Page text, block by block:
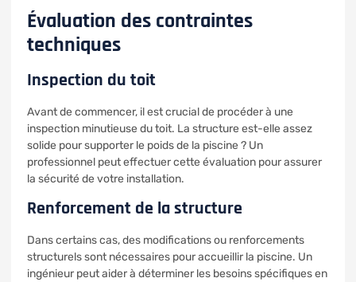
Évaluation des contraintes
techniques
Inspection du toit
Avant de commencer, il est crucial de procéder à une
inspection minutieuse du toit. La structure est-elle assez
solide pour supporter le poids de la piscine ? Un
professionnel peut effectuer cette évaluation pour assurer
la sécurité de votre installation.
Renforcement de la structure
Dans certains cas, des modifications ou renforcements
structurels sont nécessaires pour accueillir la piscine. Un
ingénieur peut aider à déterminer les besoins spécifiques en